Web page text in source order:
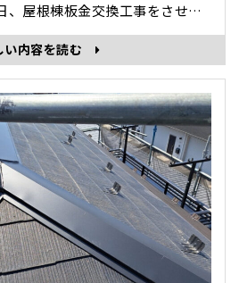
日はその作業の様子を紹介し
*-*-*-･･･
い内容を読む